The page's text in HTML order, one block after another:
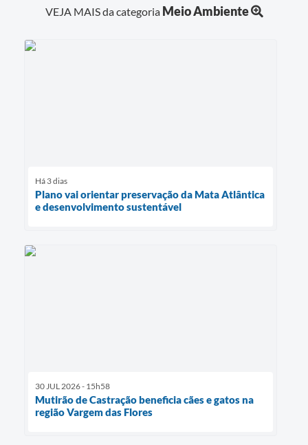
VEJA MAIS da categoria Meio Ambiente
Há 3 dias
Plano vai orientar preservação da Mata Atlântica
e desenvolvimento sustentável
30 JUL 2026 - 15h58
Mutirão de Castração beneficia cães e gatos na
região Vargem das Flores